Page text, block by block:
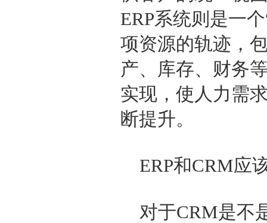
ERP系统则是一
项资源的轨迹，
产、库存、财务
实现，使人力需
断提升。
ERP和CRM应
对于CRM是不